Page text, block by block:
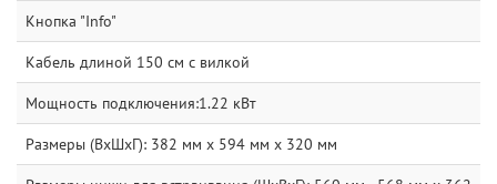
Кнопка "Info"
Кабель длиной 150 см с вилкой
Мощность подключения:1.22 кВт
Размеры (ВxШxГ): 382 мм x 594 мм x 320 мм